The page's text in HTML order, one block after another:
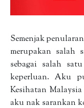
Semenjak
merupakan salah
sebagai salah
keperluan. Aku
Kesihatan
aku nak sarankan